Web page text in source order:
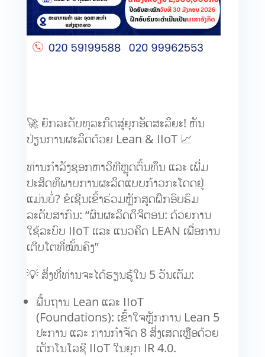
🚀 ຍົກລະດັບທຸລະກິດສູ່ຍຸກອັດສະລິຍະ! ຫັນ
ປ່ຽນການຜະລິດດ້ວຍ Lean & IIoT 📈
ທ່ານກຳລັງຊອກຫາວິທີຫຼຸດຕົ້ນທຶນ ແລະ ເພີ່ມ
ປະສິດທິພາບການຜະລິດແບບກ້າວກະໂດດຢູ່
ແມ່ນບໍ່? ຂໍເຊີນເຂົ້າຮ່ວມຫຼັກສູດຝຶກອົບຮົມ
ລະດັບສາກົນ: “ຜົນຜະລິດດິຈິຕອນ: ດ້ວຍການ
ໃຊ້ລະບົບ IIoT ແລະ ແນວຄິດ LEAN ເພື່ອການ
ເຕີບໂຕທີ່ໝັ້ນຄົງ”
💡 ສິ່ງທີ່ທ່ານຈະໄດ້ຮຽນຮູ້ໃນ 5 ວັນເຕັມ:
ພື້ນຖານ Lean ແລະ IIoT
(Foundations): ເຂົ້າໃຈຫຼັກການ Lean 5
ປະການ ແລະ ການກຳຈັດ 8 ສິ່ງເສດເຫຼືອດ້ວຍ
ເຕັກໂນໂລຊີ IIoT ໃນຍຸກ IR 4.0.